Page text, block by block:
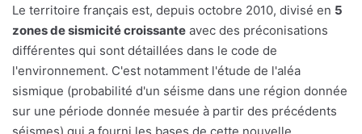
Le territoire français est, depuis octobre 2010, divisé en 5
zones de sismicité croissante avec des préconisations
différentes qui sont détaillées dans le code de
l'environnement. C'est notamment l'étude de l'aléa
sismique (probabilité d'un séisme dans une région donnée
sur une période donnée mesuée à partir des précédents